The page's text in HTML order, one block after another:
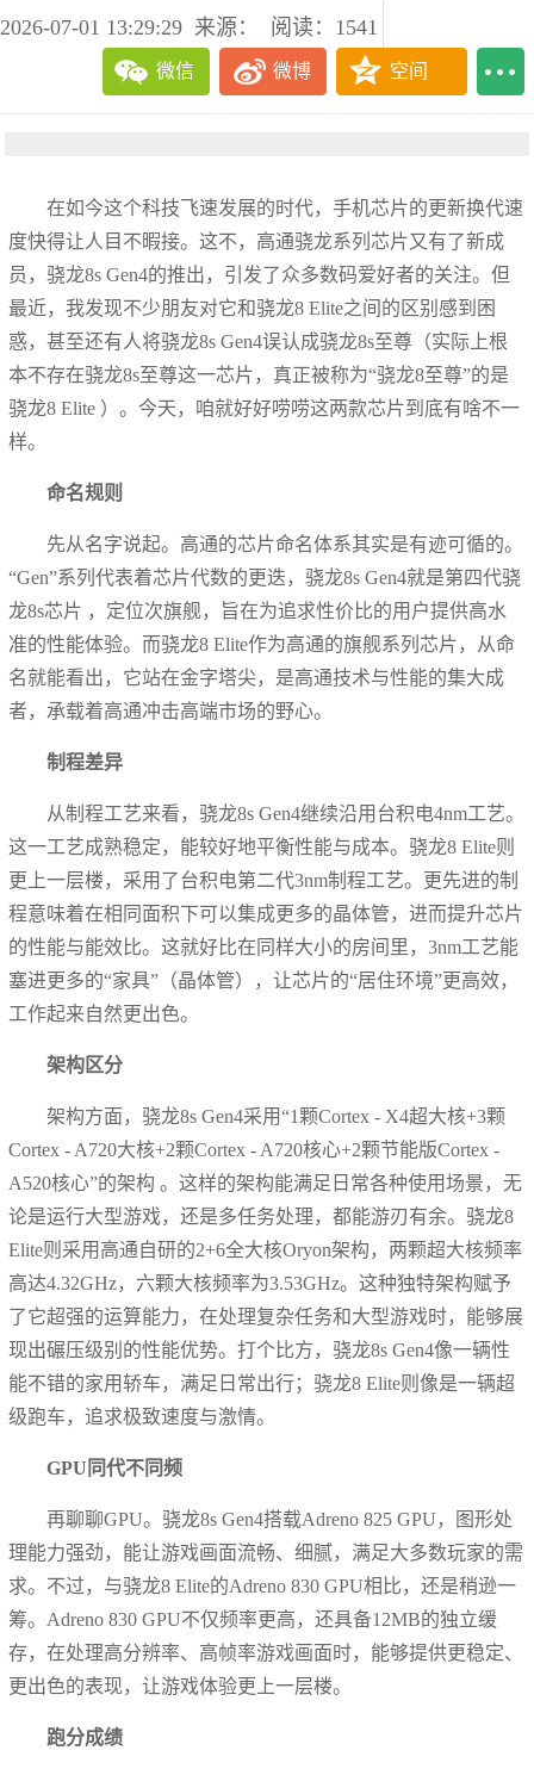
2026-07-01 13:29:29 来源： 阅读：1541
微信 微博 空间
在如今这个科技飞速发展的时代，手机芯片的更新换代速
度快得让人目不暇接。这不，高通骁龙系列芯片又有了新成
员，骁龙8s Gen4的推出，引发了众多数码爱好者的关注。但
最近，我发现不少朋友对它和骁龙8 Elite之间的区别感到困
惑，甚至还有人将骁龙8s Gen4误认成骁龙8s至尊（实际上根
本不存在骁龙8s至尊这一芯片，真正被称为“骁龙8至尊”的是
骁龙8 Elite ）。今天，咱就好好唠唠这两款芯片到底有啥不一
样。
命名规则
先从名字说起。高通的芯片命名体系其实是有迹可循的。
“Gen”系列代表着芯片代数的更迭，骁龙8s Gen4就是第四代骁
龙8s芯片 ，定位次旗舰，旨在为追求性价比的用户提供高水
准的性能体验。而骁龙8 Elite作为高通的旗舰系列芯片，从命
名就能看出，它站在金字塔尖，是高通技术与性能的集大成
者，承载着高通冲击高端市场的野心。
制程差异
从制程工艺来看，骁龙8s Gen4继续沿用台积电4nm工艺。
这一工艺成熟稳定，能较好地平衡性能与成本。骁龙8 Elite则
更上一层楼，采用了台积电第二代3nm制程工艺。更先进的制
程意味着在相同面积下可以集成更多的晶体管，进而提升芯片
的性能与能效比。这就好比在同样大小的房间里，3nm工艺能
塞进更多的“家具”（晶体管），让芯片的“居住环境”更高效，
工作起来自然更出色。
架构区分
架构方面，骁龙8s Gen4采用“1颗Cortex - X4超大核+3颗
Cortex - A720大核+2颗Cortex - A720核心+2颗节能版Cortex -
A520核心”的架构 。这样的架构能满足日常各种使用场景，无
论是运行大型游戏，还是多任务处理，都能游刃有余。骁龙8
Elite则采用高通自研的2+6全大核Oryon架构，两颗超大核频率
高达4.32GHz，六颗大核频率为3.53GHz。这种独特架构赋予
了它超强的运算能力，在处理复杂任务和大型游戏时，能够展
现出碾压级别的性能优势。打个比方，骁龙8s Gen4像一辆性
能不错的家用轿车，满足日常出行；骁龙8 Elite则像是一辆超
级跑车，追求极致速度与激情。
GPU同代不同频
再聊聊GPU。骁龙8s Gen4搭载Adreno 825 GPU，图形处
理能力强劲，能让游戏画面流畅、细腻，满足大多数玩家的需
求。不过，与骁龙8 Elite的Adreno 830 GPU相比，还是稍逊一
筹。Adreno 830 GPU不仅频率更高，还具备12MB的独立缓
存，在处理高分辨率、高帧率游戏画面时，能够提供更稳定、
更出色的表现，让游戏体验更上一层楼。
跑分成绩